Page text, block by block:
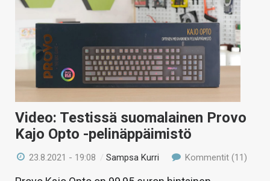
Video: Testissä suomalainen Provo
Kajo Opto -pelinäppäimistö
23.8.2021 - 19:08 /Sampsa Kurri Kommentit (11)